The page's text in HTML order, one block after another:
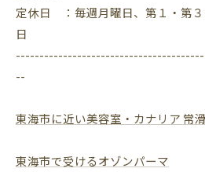
定休日 ：毎週月曜日、第１・第
日
--
東海市に近い美容室・カナリア 常
東海市で受けるオゾンパーマ